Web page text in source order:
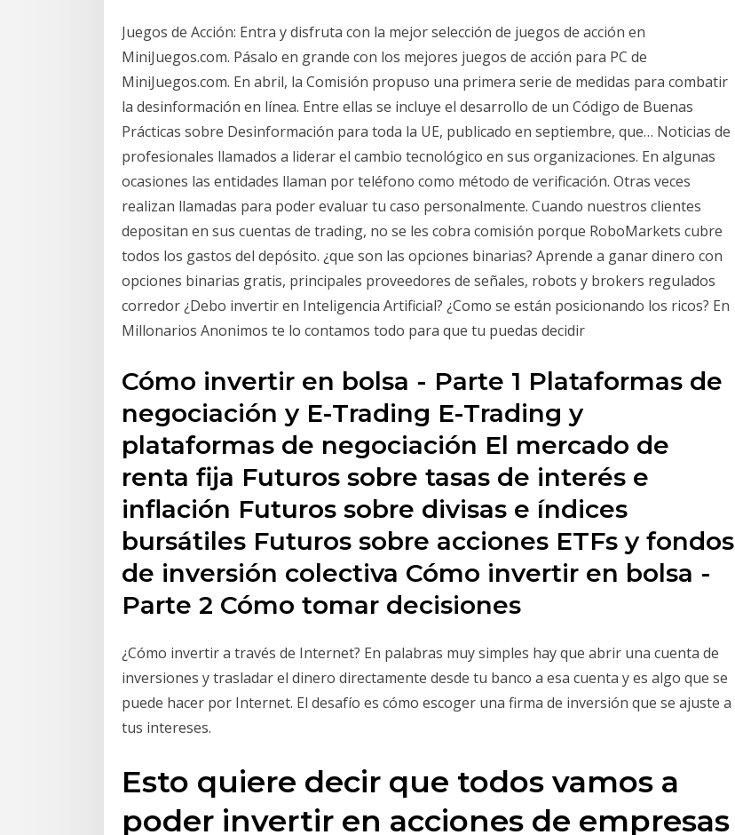
Juegos de Acción: Entra y disfruta con la mejor selección de juegos de acción en
MiniJuegos.com. Pásalo en grande con los mejores juegos de acción para PC de
MiniJuegos.com. En abril, la Comisión propuso una primera serie de medidas para combatir
la desinformación en línea. Entre ellas se incluye el desarrollo de un Código de Buenas
Prácticas sobre Desinformación para toda la UE, publicado en septiembre, que… Noticias de
profesionales llamados a liderar el cambio tecnológico en sus organizaciones. En algunas
ocasiones las entidades llaman por teléfono como método de verificación. Otras veces
realizan llamadas para poder evaluar tu caso personalmente. Cuando nuestros clientes
depositan en sus cuentas de trading, no se les cobra comisión porque RoboMarkets cubre
todos los gastos del depósito. ¿que son las opciones binarias? Aprende a ganar dinero con
opciones binarias gratis, principales proveedores de señales, robots y brokers regulados
corredor ¿Debo invertir en Inteligencia Artificial? ¿Como se están posicionando los ricos? En
Millonarios Anonimos te lo contamos todo para que tu puedas decidir
Cómo invertir en bolsa - Parte 1 Plataformas de
negociación y E-Trading E-Trading y
plataformas de negociación El mercado de
renta fija Futuros sobre tasas de interés e
inflación Futuros sobre divisas e índices
bursátiles Futuros sobre acciones ETFs y fondos
de inversión colectiva Cómo invertir en bolsa -
Parte 2 Cómo tomar decisiones
¿Cómo invertir a través de Internet? En palabras muy simples hay que abrir una cuenta de
inversiones y trasladar el dinero directamente desde tu banco a esa cuenta y es algo que se
puede hacer por Internet. El desafío es cómo escoger una firma de inversión que se ajuste a
tus intereses.
Esto quiere decir que todos vamos a
poder invertir en acciones de empresas